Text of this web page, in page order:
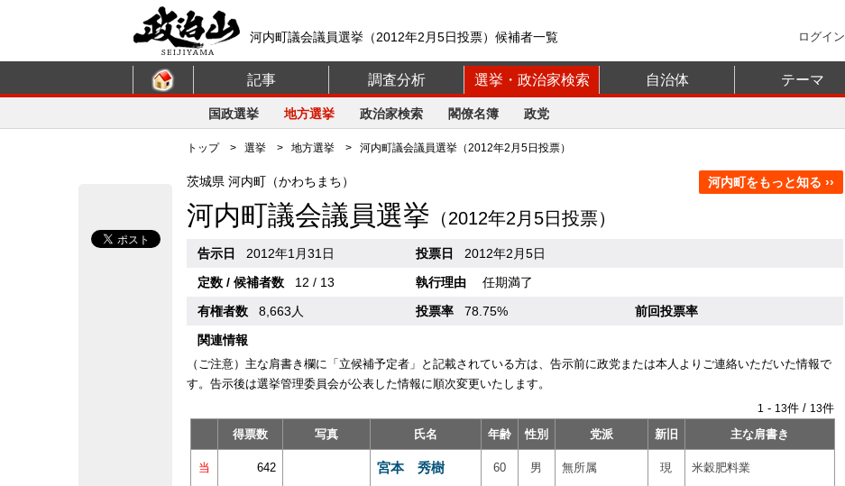
河内町議会議員選挙（2012年2月5日投票）候補者一覧 ログイン
記事 調査分析 選挙・政治家検索 自治体 テーマ
国政選挙 地方選挙 政治家検索 閣僚名簿 政党
トップ> 選挙 > 地方選挙 > 河内町議会議員選挙（2012年2月5日投票）
河内町をもっと知る ››
茨城県 河内町（かわちまち）
河内町議会議員選挙 （2012年2月5日投票）
告示日 2012年1月31日 投票日
2012年2月5日
定数 / 候補者数
12 / 13 執行理由
任期満了
有権者数
8,663人 投票率 78.75%
前回投票率
関連情報
（ご注意）主な肩書き欄に「立候補予定者」と記載されている方は、告示前に政党または本人よりご連絡いただいた情報で
す。告示後は選挙管理委員会が公表した情報に順次変更いたします。
1 - 13件 / 13件
得票数
写真 氏名 年齢 性別 党派 新旧 主な肩書き
当 642 宮本 秀樹 60 男 無所属 現 米穀肥料業